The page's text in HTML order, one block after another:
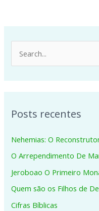
u
s
a
r
p
o
Posts recentes
Nehemias: O
O Arrependimento De
Jeroboao O Primeiro
Quem são os Filhos de
Cifras Bíblicas